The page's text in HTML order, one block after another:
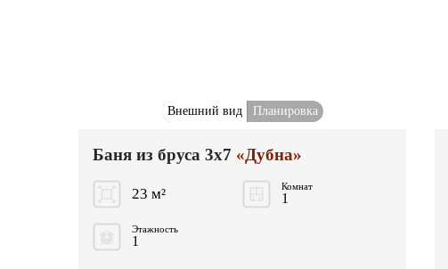
Внешний вид Планировка
Баня из бруса 3x7 «Дубна»
23 м² Комнат
1
Этажность
1